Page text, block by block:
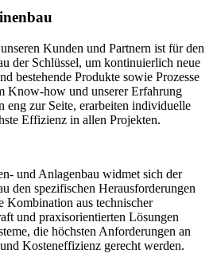
Kunden und Partnern ist für den
der Schlüssel, um kontinuierlich neue
bestehende Produkte sowie Prozesse
Know-how und unserer Erfahrung
eng zur Seite, erarbeiten individuelle
Effizienz in allen Projekten.
und Anlagenbau widmet sich der
den spezifischen Herausforderungen
Kombination aus technischer
und praxisorientierten Lösungen
die höchsten Anforderungen an
Kosteneffizienz gerecht werden.